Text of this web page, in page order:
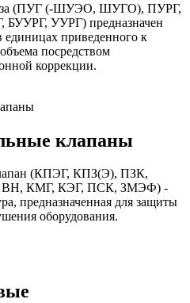
(ПУГ (-ШУЭО, ШУГО), ПУРГ,
УУРГ) предназначен
единицах приведенного к
посредством
коррекции.
клапаны
(КПЭГ, КПЗ(Э), ПЗК,
КМГ, КЭГ, ПСК, ЗМЭФ) -
предназначенная для защиты
оборудования.